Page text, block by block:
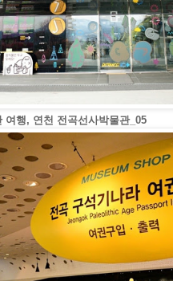
여행, 연천 전곡선사박물관_05